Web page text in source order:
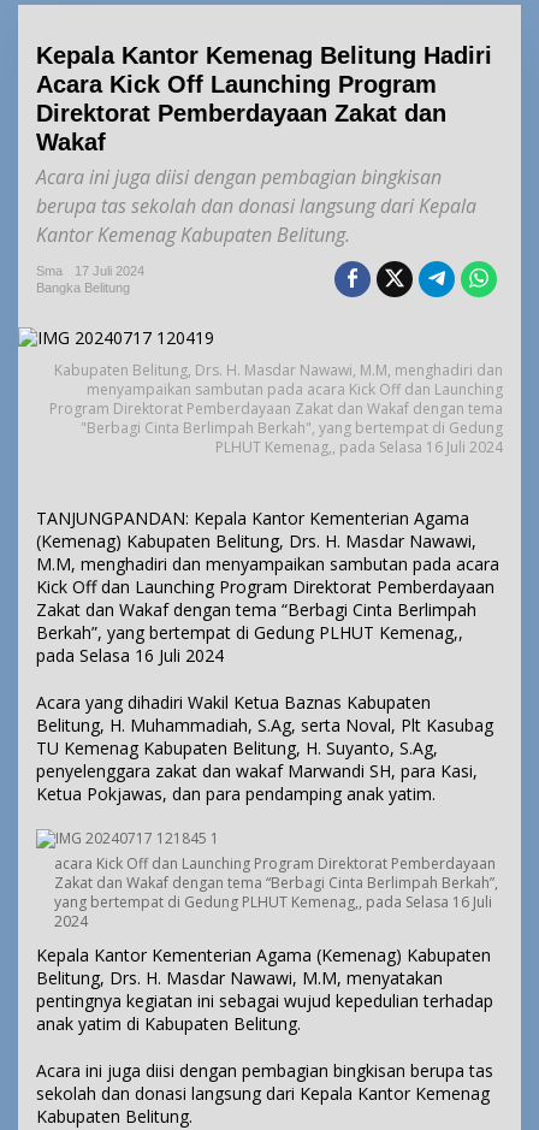
Kepala Kantor Kemenag Belitung Hadiri
Acara Kick Off Launching Program
Direktorat Pemberdayaan Zakat dan
Wakaf
Acara ini juga diisi dengan pembagian bingkisan
berupa tas sekolah dan donasi langsung dari Kepala
Kantor Kemenag Kabupaten Belitung.
Sma
17 Juli 2024
Bangka Belitung
Kabupaten Belitung, Drs. H. Masdar Nawawi, M.M, menghadiri dan
menyampaikan sambutan pada acara Kick Off dan Launching
Program Direktorat Pemberdayaan Zakat dan Wakaf dengan tema
"Berbagi Cinta Berlimpah Berkah", yang bertempat di Gedung
PLHUT Kemenag,, pada Selasa 16 Juli 2024
TANJUNGPANDAN: Kepala Kantor Kementerian Agama
(Kemenag) Kabupaten Belitung, Drs. H. Masdar Nawawi,
M.M, menghadiri dan menyampaikan sambutan pada acara
Kick Off dan Launching Program Direktorat Pemberdayaan
Zakat dan Wakaf dengan tema “Berbagi Cinta Berlimpah
Berkah”, yang bertempat di Gedung PLHUT Kemenag,,
pada Selasa 16 Juli 2024
Acara yang dihadiri Wakil Ketua Baznas Kabupaten
Belitung, H. Muhammadiah, S.Ag, serta Noval, Plt Kasubag
TU Kemenag Kabupaten Belitung, H. Suyanto, S.Ag,
penyelenggara zakat dan wakaf Marwandi SH, para Kasi,
Ketua Pokjawas, dan para pendamping anak yatim.
acara Kick Off dan Launching Program Direktorat Pemberdayaan
Zakat dan Wakaf dengan tema “Berbagi Cinta Berlimpah Berkah”,
yang bertempat di Gedung PLHUT Kemenag,, pada Selasa 16 Juli
2024
Kepala Kantor Kementerian Agama (Kemenag) Kabupaten
Belitung, Drs. H. Masdar Nawawi, M.M, menyatakan
pentingnya kegiatan ini sebagai wujud kepedulian terhadap
anak yatim di Kabupaten Belitung.
Acara ini juga diisi dengan pembagian bingkisan berupa tas
sekolah dan donasi langsung dari Kepala Kantor Kemenag
Kabupaten Belitung.